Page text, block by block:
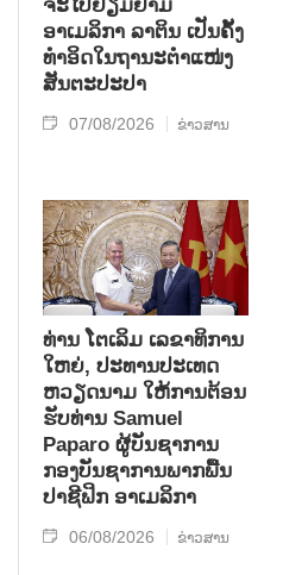
ຈະໄປຢ້ຽມຢາມ
ອາເມລິກາ ລາຕິນ ເປັນຄັ້ງ
ທຳອິດໃນຖານະຕຳແໜ່ງ
ສັນຕະປະປາ
07/08/2026 ຂ່າວສານ
ທ່ານ ໂຕ​ເລິມ ເລ​ຂາ​ທິ​ການ​
ໃຫຍ່, ປະ​ທານ​ປະ​ເທດ ​
ຫວຽດ​ນາມ ໃຫ້​ການ​ຕ້ອນ​
ຮັບ​ທ່ານ Samuel
Paparo ຜູ້​ບັນ​ຊາ​ການ
ກອງ​ບັນ​ຊາ​ການພາກ​ພື້ນ​
ປາ​ຊີ​ຟິກ ອາ​ເມ​ລິ​ກາ
06/08/2026 ຂ່າວສານ